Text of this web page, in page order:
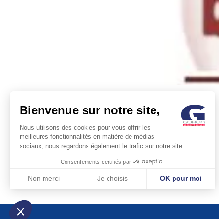
Bienvenue sur notre site,
Nous utilisons des cookies pour vous offrir les
meilleures fonctionnalités en matière de médias
sociaux, nous regardons également le trafic sur notre site.
Consentements certifiés par
Non merci Je choisis
OK pour moi
Notre plateforme vous permet d'adapter et de gérer vos